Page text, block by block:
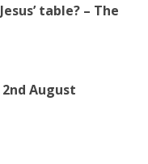
table? – The
2nd August